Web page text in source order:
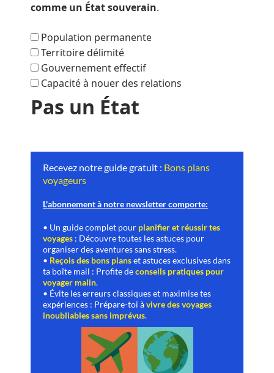
comme un État souverain.
Population permanente
Territoire délimité
Gouvernement effectif
Capacité à nouer des relations
Pas un État